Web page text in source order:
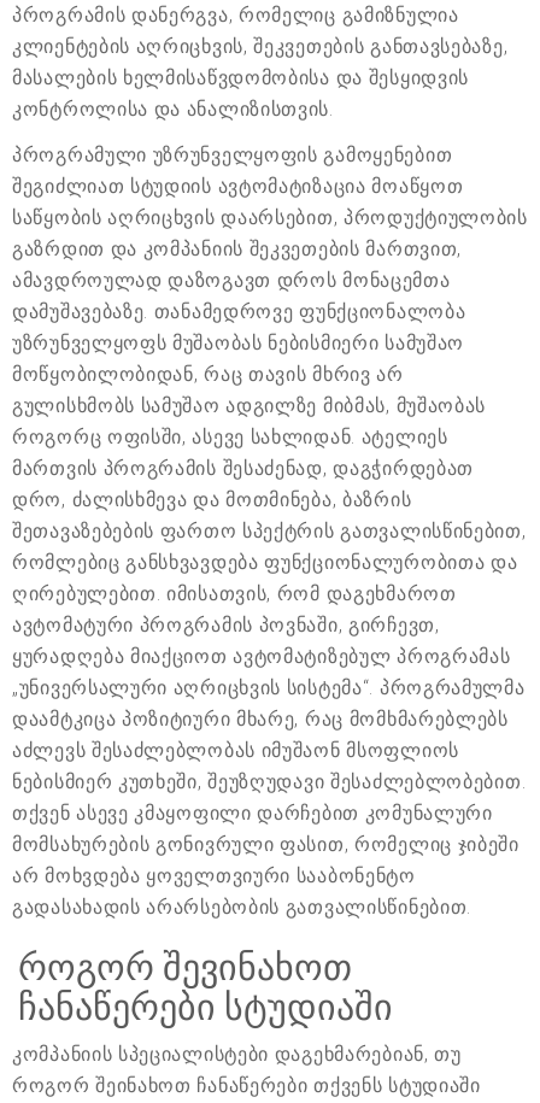
პროგრამის დანერგვა, რომელიც გამიზნულია
კლიენტების აღრიცხვის, შეკვეთების განთავსებაზე,
მასალების ხელმისაწვდომობისა და შესყიდვის
კონტროლისა და ანალიზისთვის.
პროგრამული უზრუნველყოფის გამოყენებით
შეგიძლიათ სტუდიის ავტომატიზაცია მოაწყოთ
საწყობის აღრიცხვის დაარსებით, პროდუქტიულობის
გაზრდით და კომპანიის შეკვეთების მართვით,
ამავდროულად დაზოგავთ დროს მონაცემთა
დამუშავებაზე. თანამედროვე ფუნქციონალობა
უზრუნველყოფს მუშაობას ნებისმიერი სამუშაო
მოწყობილობიდან, რაც თავის მხრივ არ
გულისხმობს სამუშაო ადგილზე მიბმას, მუშაობას
როგორც ოფისში, ასევე სახლიდან. ატელიეს
მართვის პროგრამის შესაძენად, დაგჭირდებათ
დრო, ძალისხმევა და მოთმინება, ბაზრის
შეთავაზებების ფართო სპექტრის გათვალისწინებით,
რომლებიც განსხვავდება ფუნქციონალურობითა და
ღირებულებით. იმისათვის, რომ დაგეხმაროთ
ავტომატური პროგრამის პოვნაში, გირჩევთ,
ყურადღება მიაქციოთ ავტომატიზებულ პროგრამას
„უნივერსალური აღრიცხვის სისტემა“. პროგრამულმა
დაამტკიცა პოზიტიური მხარე, რაც მომხმარებლებს
აძლევს შესაძლებლობას იმუშაონ მსოფლიოს
ნებისმიერ კუთხეში, შეუზღუდავი შესაძლებლობებით.
თქვენ ასევე კმაყოფილი დარჩებით კომუნალური
მომსახურების გონივრული ფასით, რომელიც ჯიბეში
არ მოხვდება ყოველთვიური სააბონენტო
გადასახადის არარსებობის გათვალისწინებით.
როგორ შევინახოთ
ჩანაწერები სტუდიაში
კომპანიის სპეციალისტები დაგეხმარებიან, თუ
როგორ შეინახოთ ჩანაწერები თქვენს სტუდიაში